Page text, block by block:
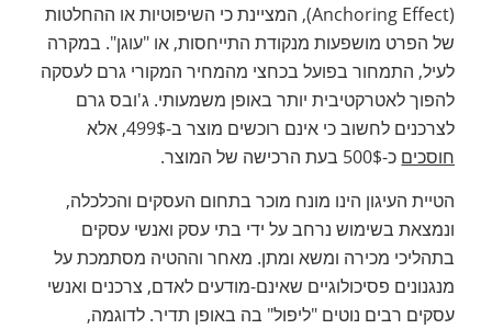
(Anchoring Effect), המציינת כי השיפוטיות או ההחלטות
של הפרט מושפעות מנקודת התייחסות, או "עוגן". במקרה
לעיל, התמחור בפועל בכחצי מהמחיר המקורי גרם לעסקה
להפוך לאטרקטיבית יותר באופן משמעותי. ג'ובס גרם
לצרכנים לחשוב כי אינם רוכשים מוצר ב-499$, אלא
חוסכים כ-500$ בעת הרכישה של המוצר.
הטיית העיגון הינו מונח מוכר בתחום העסקים והכלכלה,
ונמצאת בשימוש נרחב על ידי בתי עסק ואנשי עסקים
בתהליכי מכירה ומשא ומתן. מאחר וההטיה מסתמכת על
מנגנונים פסיכולוגיים שאינם-מודעים לאדם, צרכנים ואנשי
עסקים רבים נוטים "ליפול" בה באופן תדיר. לדוגמה,